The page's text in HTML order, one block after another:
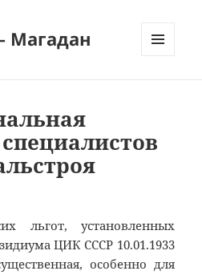
Магадан
льгот, установленных
ЦИК СССР 10.01.1933
особенно для